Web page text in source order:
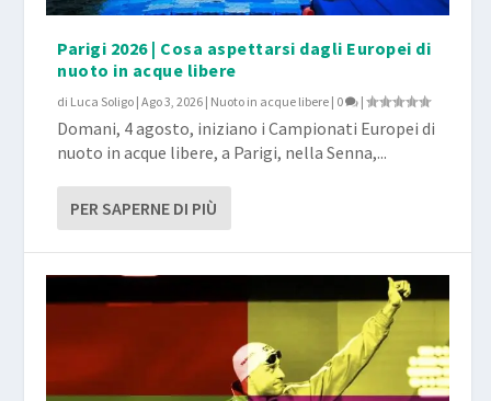
Parigi 2026 | Cosa aspettarsi dagli Europei di
nuoto in acque libere
di Luca Soligo |Ago 3, 2026 | Nuoto in acque libere | 0 |
Domani, 4 agosto, iniziano i Campionati Europei di
nuoto in acque libere, a Parigi, nella Senna,...
PER SAPERNE DI PIÙ